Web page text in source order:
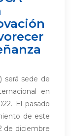
será sede de
en
El pasado
de este
de diciembre